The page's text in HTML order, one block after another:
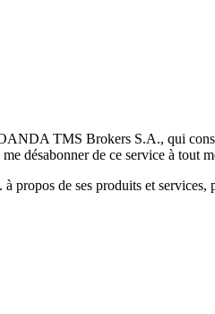
TMS Brokers S.A., qui
désabonner de ce service à tout
de ses produits et services,